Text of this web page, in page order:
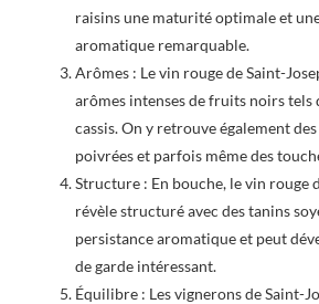
raisins une maturité optimale et
aromatique remarquable.
Arômes : Le vin rouge de Saint-
arômes intenses de fruits noirs tels
cassis. On y retrouve également
poivrées et parfois même des
Structure : En bouche, le vin rouge
révèle structuré avec des tanins
persistance aromatique et peut
de garde intéressant.
Équilibre : Les vignerons de Saint-